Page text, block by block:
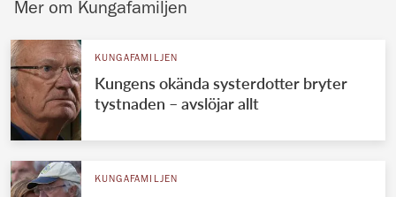
Mer om Kungafamiljen
KUNGAFAMILJEN
Kungens okända systerdotter bryter
tystnaden – avslöjar allt
KUNGAFAMILJEN